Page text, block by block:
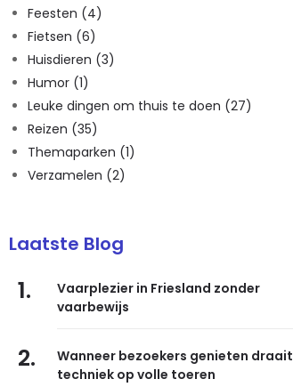
Feesten (4)
Fietsen (6)
Huisdieren (3)
Humor (1)
Leuke dingen om thuis te doen (27)
Reizen (35)
Themaparken (1)
Verzamelen (2)
Laatste Blog
1.
Vaarplezier in Friesland zonder
vaarbewijs
2.
Wanneer bezoekers genieten draait
techniek op volle toeren